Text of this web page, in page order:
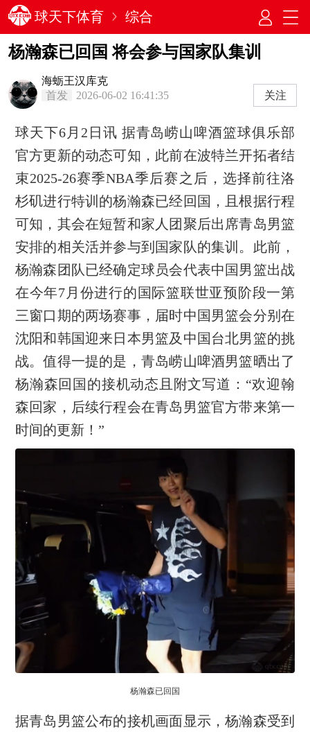
球天下体育 综合
杨瀚森已回国 将会参与国家队集训
海蛎王汉库克
首发
2026-06-02 16:41:35 关注
球天下6月2日讯 据青岛崂山啤酒篮球俱乐部
官方更新的动态可知，此前在波特兰开拓者结
束2025-26赛季NBA季后赛之后，选择前往洛
杉矶进行特训的杨瀚森已经回国，且根据行程
可知，其会在短暂和家人团聚后出席青岛男篮
安排的相关活并参与到国家队的集训。此前，
杨瀚森团队已经确定球员会代表中国男篮出战
在今年7月份进行的国际篮联世亚预阶段一第
三窗口期的两场赛事，届时中国男篮会分别在
沈阳和韩国迎来日本男篮及中国台北男篮的挑
战。值得一提的是，青岛崂山啤酒男篮晒出了
杨瀚森回国的接机动态且附文写道：“欢迎翰
森回家，后续行程会在青岛男篮官方带来第一
时间的更新！”
杨瀚森已回国
据青岛男篮公布的接机画面显示，杨瀚森受到